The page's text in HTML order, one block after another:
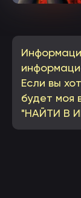
Если вы
будет моя
"НАЙТИ В